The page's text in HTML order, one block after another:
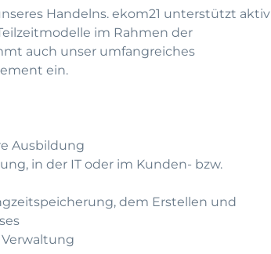
Handelns. ekom21 unterstützt aktiv
im Rahmen der
auch unser umfangreiches
ein.
Ausbildung
in der IT oder im Kunden- bzw.
dem Erstellen und